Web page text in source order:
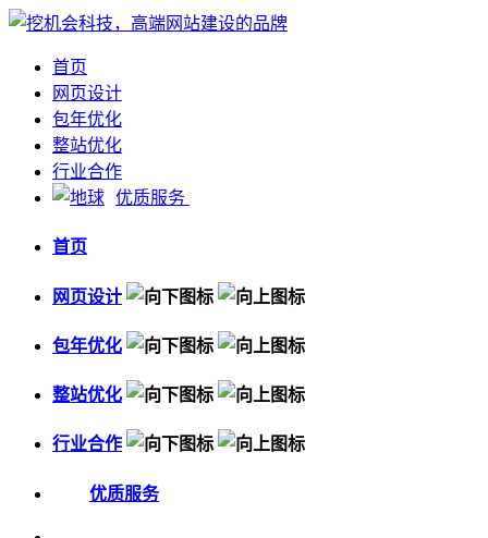
首页
网页设计
包年优化
整站优化
行业合作
优质服务
首页
网页设计
包年优化
整站优化
行业合作
优质服务